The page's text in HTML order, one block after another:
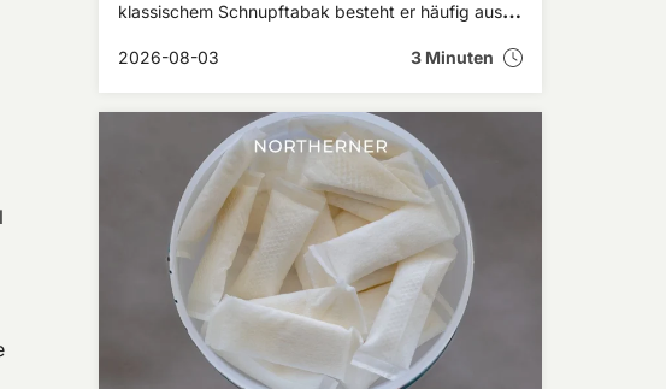
klassischem Schnupftabak besteht er häufig aus
Aromen. In diesem Artikel erfährst du, was weißer
und worauf du beim Kauf achten solltest.
2026-08-03 3 Minuten